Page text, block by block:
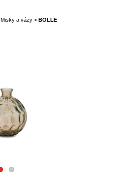
Misky a vázy > BOLLE